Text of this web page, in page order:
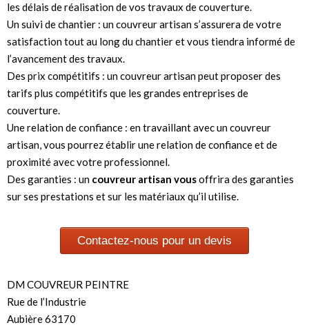
les délais de réalisation de vos travaux de couverture.
Un suivi de chantier : un couvreur artisan s’assurera de votre
satisfaction tout au long du chantier et vous tiendra informé de
l’avancement des travaux.
Des prix compétitifs : un couvreur artisan peut proposer des
tarifs plus compétitifs que les grandes entreprises de
couverture.
Une relation de confiance : en travaillant avec un couvreur
artisan, vous pourrez établir une relation de confiance et de
proximité avec votre professionnel.
Des garanties : un couvreur artisan vousoffrira des garanties
sur ses prestations et sur les matériaux qu’il utilise.
Contactez-nous pour un devis
DM COUVREUR PEINTRE
Rue de l’Industrie
Aubière 63170